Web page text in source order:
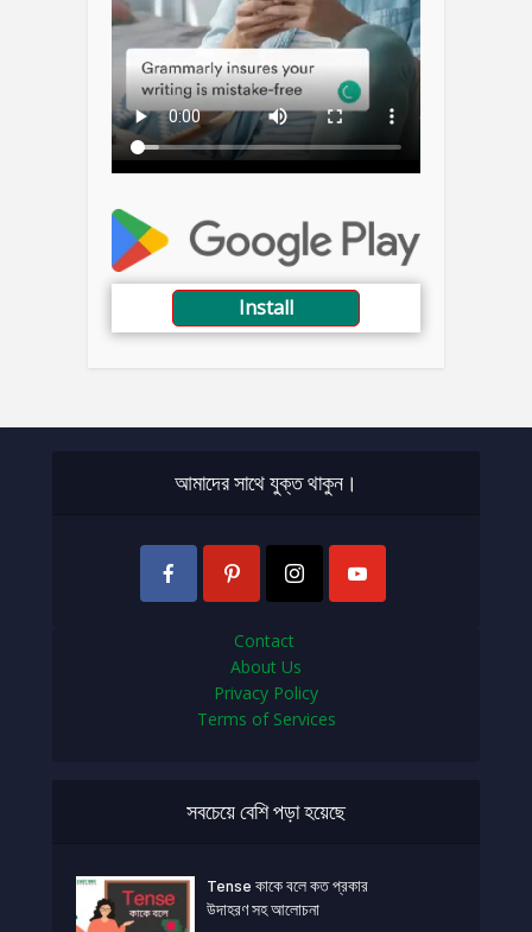
Install
আমাদের সাথে যুক্ত থাকুন।
Contact
About Us
Privacy Policy
Terms of Services
সবচেয়ে বেশি পড়া হয়েছে
Tense কাকে বলে কত প্রকার
উদাহরণ সহ আলোচনা